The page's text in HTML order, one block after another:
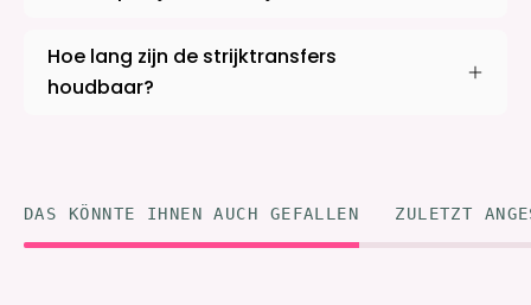
Hoe lang zijn de strijktransfers
houdbaar?
DAS KÖNNTE IHNEN AUCH GEFALLEN ZULETZT